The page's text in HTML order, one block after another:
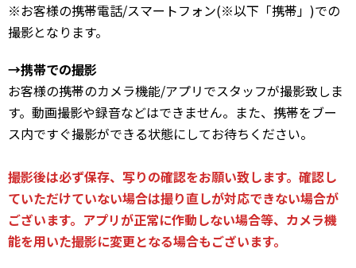
※お客様の携帯電話/スマートフォン(※以下「携帯」)での
撮影となります。
→携帯での撮影
お客様の携帯のカメラ機能/アプリでスタッフが撮影致しま
す。動画撮影や録音などはできません。また、携帯をブー
ス内ですぐ撮影ができる状態にしてお待ちください。
撮影後は必ず保存、写りの確認をお願い致します。確認し
ていただけていない場合は撮り直しが対応できない場合が
ございます。アプリが正常に作動しない場合等、カメラ機
能を用いた撮影に変更となる場合もございます。